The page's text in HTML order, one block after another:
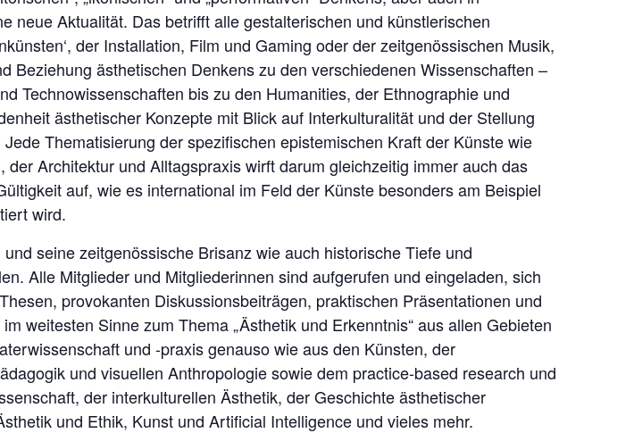
neue Aktualität. Das betrifft alle gestalterischen und künstlerischen
der Installation, Film und Gaming oder der zeitgenössischen Musik,
Beziehung ästhetischen Denkens zu den verschiedenen Wissenschaften –
Technowissenschaften bis zu den Humanities, der Ethnographie und
ästhetischer Konzepte mit Blick auf Interkulturalität und der Stellung
Thematisierung der spezifischen epistemischen Kraft der Künste wie
Architektur und Alltagspraxis wirft darum gleichzeitig immer auch das
auf, wie es international im Feld der Künste besonders am Beispiel
wird.
seine zeitgenössische Brisanz wie auch historische Tiefe und
Alle Mitglieder und Mitgliederinnen sind aufgerufen und eingeladen, sich
provokanten Diskussionsbeiträgen, praktischen Präsentationen und
weitesten Sinne zum Thema „Ästhetik und Erkenntnis“ aus allen Gebieten
und -praxis genauso wie aus den Künsten, der
und visuellen Anthropologie sowie dem practice-based research und
der interkulturellen Ästhetik, der Geschichte ästhetischer
und Ethik, Kunst und Artificial Intelligence und vieles mehr.